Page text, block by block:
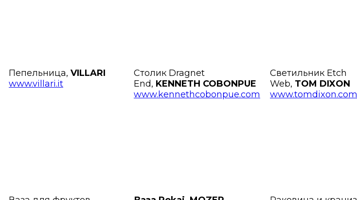
Пепельница, VILLARI
www.villari.it
Столик Dragnet
End, KENNETH COBONPUE
www.kennethcobonpue.com
Светильник Etch
Web, TOM DIXON
www.tomdixon.com